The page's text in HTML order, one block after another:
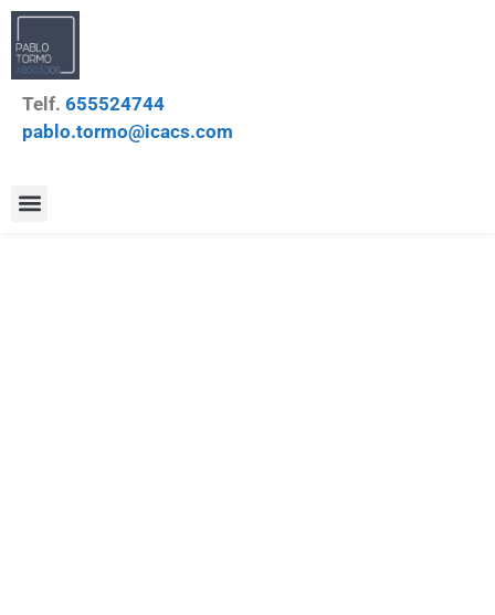
Telf. 655524744
pablo.tormo@icacs.com